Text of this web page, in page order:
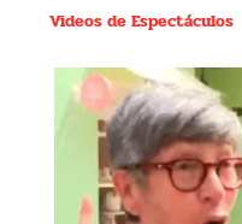
Videos de Espectáculos